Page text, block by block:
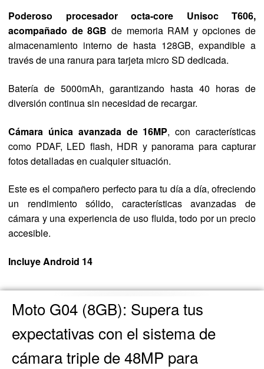
Poderoso procesador octa-core Unisoc T606,
acompañado de 8GB de memoria RAM y opciones de
almacenamiento interno de hasta 128GB, expandible a
través de una ranura para tarjeta micro SD dedicada.
Batería de 5000mAh, garantizando hasta 40 horas de
diversión continua sin necesidad de recargar.
Cámara única avanzada de 16MP, con características
como PDAF, LED flash, HDR y panorama para capturar
fotos detalladas en cualquier situación.
Este es el compañero perfecto para tu día a día, ofreciendo
un rendimiento sólido, características avanzadas de
cámara y una experiencia de uso fluida, todo por un precio
accesible.
Incluye Android 14
Moto G04 (8GB): Supera tus
expectativas con el sistema de
cámara triple de 48MP para